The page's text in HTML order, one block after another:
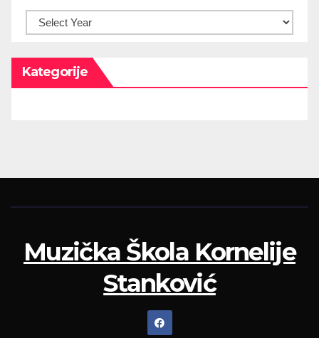
Kategorije
Muzička Škola Kornelije
Stanković